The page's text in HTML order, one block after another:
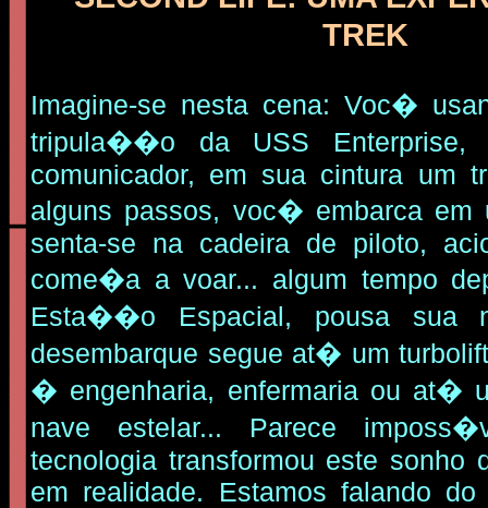
TREK
Imagine-se nesta cena: Voc�
tripula��o da USS
comunicador, em sua cintura um
alguns passos, voc� embarca em
senta-se na cadeira de piloto,
come�a a voar... algum tempo
Esta��o Espacial, pousa
desembarque segue at� um
� engenharia, enfermaria ou at�
nave estelar... Parece
tecnologia transformou este sonho
em realidade. Estamos falando